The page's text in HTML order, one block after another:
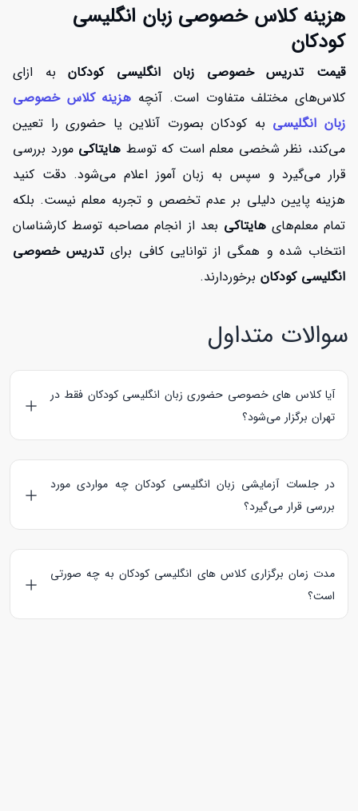
هزینه کلاس خصوصی زبان انگلیسی
کودکان
قیمت تدریس خصوصی زبان انگلیسی کودکانبه ازای
کلاس‌های مختلف متفاوت است. آنچه هزینه کلاس خصوصی
زبان انگلیسی به کودکان بصورت آنلاین یا حضوری را تعیین
می‌کند، نظر شخصی معلم است که توسط هایتاکی مورد بررسی
قرار می‌گیرد و سپس به زبان آموز اعلام می‌شود. دقت کنید
هزینه پایین دلیلی بر عدم تخصص و تجربه معلم نیست. بلکه
تمام معلم‌هایهایتاکی بعد از انجام مصاحبه توسط کارشناسان
انتخاب شده و همگی از توانایی کافی برایتدریس خصوصی
انگلیسی کودکان برخوردارند.
سوالات متداول
آیا کلاس های خصوصی حضوری زبان انگلیسی کودکان فقط در
تهران برگزار می‌شود؟
خیر، زبان آموز می‌تواند با معلمی که در پروفایل خود، استان محل
زندگی او را انتخاب کرده است، کلاس زبان انگلیسی رزرو کند.
در جلسات آزمایشی زبان انگلیسی کودکان چه مواردی مورد
بررسی قرار می‌گیرد؟
در جلسات آزمایشی زبان انگلیسی، کتاب ها و منابع مورد نیاز
مطرح می‌شود، سطح زبان آموز مورد بررسی قرار می‌گیرد و در
نهایت معلم و کودک با یکدیگر آشنا می‌شوند.
مدت زمان برگزاری کلاس های انگلیسی کودکان به چه صورتی
است؟